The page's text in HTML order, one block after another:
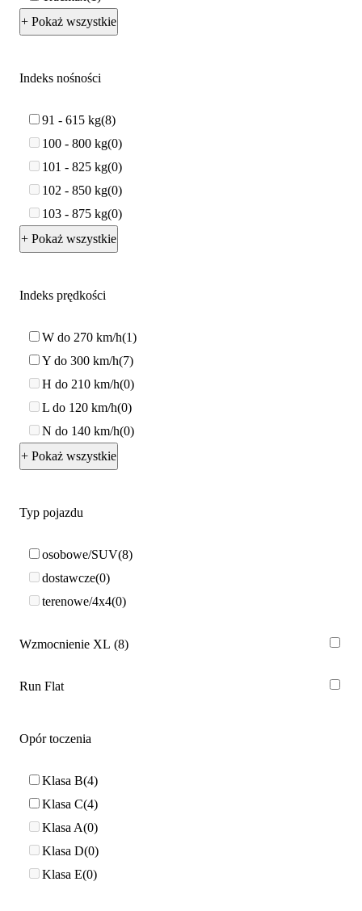
+ Pokaż wszystkie
Indeks nośności
91 - 615 kg 8
100 - 800 kg 0
101 - 825 kg 0
102 - 850 kg 0
103 - 875 kg 0
+ Pokaż wszystkie
Indeks prędkości
W do 270 km/h 1
Y do 300 km/h 7
H do 210 km/h 0
L do 120 km/h 0
N do 140 km/h 0
+ Pokaż wszystkie
Typ pojazdu
osobowe/SUV 8
dostawcze 0
terenowe/4x4 0
Wzmocnienie XL 8
Run Flat
Opór toczenia
Klasa B 4
Klasa C 4
Klasa A 0
Klasa D 0
Klasa E 0